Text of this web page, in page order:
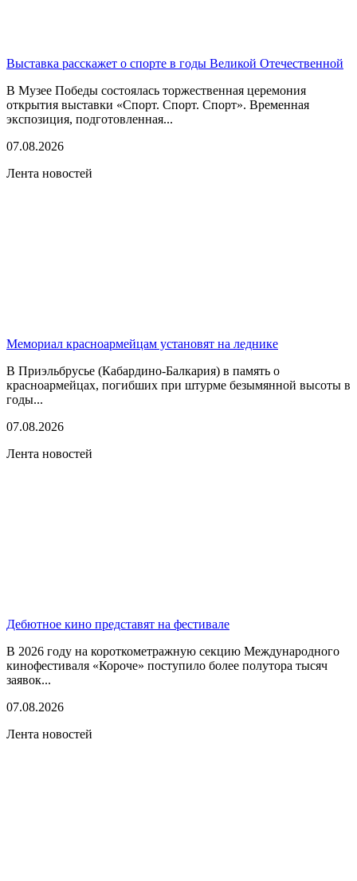
Выставка расскажет о спорте в годы Великой Отечественной
В Музее Победы состоялась торжественная церемония
открытия выставки «Спорт. Спорт. Спорт». Временная
экспозиция, подготовленная...
07.08.2026
Лента новостей
Мемориал красноармейцам установят на леднике
В Приэльбрусье (Кабардино-Балкария) в память о
красноармейцах, погибших при штурме безымянной высоты в
годы...
07.08.2026
Лента новостей
Дебютное кино представят на фестивале
В 2026 году на короткометражную секцию Международного
кинофестиваля «Короче» поступило более полутора тысяч
заявок...
07.08.2026
Лента новостей